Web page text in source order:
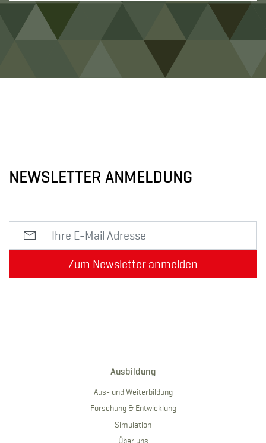
NEWSLETTER ANMELDUNG
Zum Newsletter anmelden
Ausbildung
Aus- und Weiterbildung
Forschung & Entwicklung
Simulation
Über uns